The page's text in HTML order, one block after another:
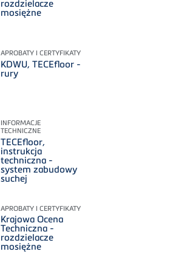
rozdzielacze
mosiężne
APROBATY I CERTYFIKATY
KDWU, TECEfloor -
rury
INFORMACJE
TECHNICZNE
TECEfloor,
instrukcja
techniczna -
system zabudowy
suchej
APROBATY I CERTYFIKATY
Krajowa Ocena
Techniczna -
rozdzielacze
mosiężne